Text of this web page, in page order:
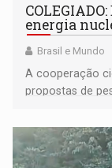
energia
Brasil e Mundo
A cooperação
propostas de